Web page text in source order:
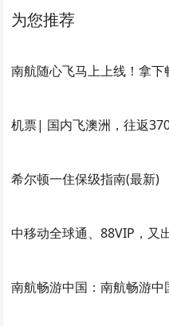
为您推荐
南航随心飞马上上线！拿
机票| 国内飞澳洲，往返
希尔顿一住保级指南(最新)
中移动全球通、88VIP，又
南航畅游中国：南航畅游中